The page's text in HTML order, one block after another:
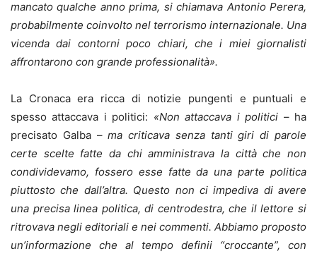
mancato qualche anno prima, si chiamava Antonio Perera,
probabilmente coinvolto nel terrorismo internazionale. Una
vicenda dai contorni poco chiari, che i miei giornalisti
affrontarono con grande professionalità».
La Cronaca era ricca di notizie pungenti e puntuali e
spesso attaccava i politici: «Non attaccava i politici – ha
precisato Galba –ma criticava senza tanti giri di parole
certe scelte fatte da chi amministrava la città che non
condividevamo, fossero esse fatte da una parte politica
piuttosto che dall’altra. Questo non ci impediva di avere
una precisa linea politica, di centrodestra, che il lettore si
ritrovava negli editoriali e nei commenti. Abbiamo proposto
un’informazione che al tempo definii “croccante”, con